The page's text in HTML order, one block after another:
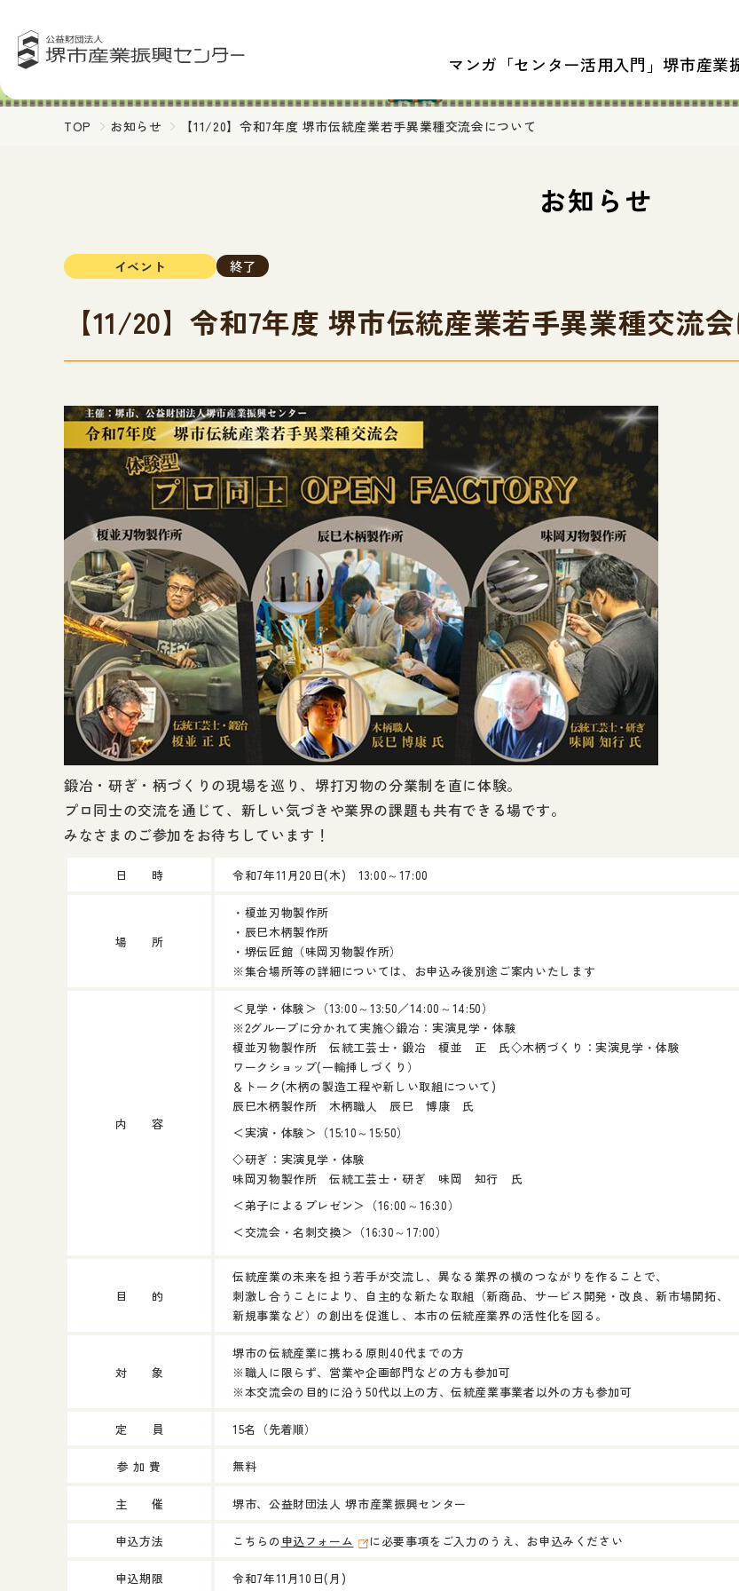
マンガ「センター活用入門」 堺市産業
TOP お知らせ 【11/20】令和7年度 堺市伝統産業若手異業種交流会について
お知らせ
イベント 終了
【11/20】令和7年度 堺市伝統産業若手異業種交流
鍛冶・研ぎ・柄づくりの現場を巡り、堺打刃物の分業制を直に体験。
プロ同士の交流を通じて、新しい気づきや業界の課題も共有できる場です。
みなさまのご参加をお待ちしています！
日 時 令和7年11月20日(木) 13:00～17:00
場 所
・榎並刃物製作所
・辰巳木柄製作所
・堺伝匠館（味岡刃物製作所）
※集合場所等の詳細については、お申込み後別途ご案内いたします
内 容
＜見学・体験＞（13:00～13:50／14:00～14:50）
※2グループに分かれて実施◇鍛冶：実演見学・体験
榎並刃物製作所 伝統工芸士・鍛冶 榎並 正 氏◇木柄づくり：実演見学・体験
ワークショップ(一輪挿しづくり）
＆トーク(木柄の製造工程や新しい取組について)
辰巳木柄製作所 木柄職人 辰巳 博康 氏
＜実演・体験＞（15:10～15:50）
◇研ぎ：実演見学・体験
味岡刃物製作所 伝統工芸士・研ぎ 味岡 知行 氏
＜弟子によるプレゼン＞（16:00～16:30）
＜交流会・名刺交換＞（16:30～17:00）
目 的
伝統産業の未来を担う若手が交流し、異なる業界の横のつながりを作ることで、
刺激し合うことにより、自主的な新たな取組（新商品、サービス開発・改良、新市場開拓、
新規事業など）の創出を促進し、本市の伝統産業界の活性化を図る。
対 象
堺市の伝統産業に携わる原則40代までの方
※職人に限らず、営業や企画部門などの方も参加可
※本交流会の目的に沿う50代以上の方、伝統産業事業者以外の方も参加可
定 員 15名（先着順）
参 加 費 無料
主 催 堺市、公益財団法人 堺市産業振興センター
申込方法 こちらの申込フォーム に必要事項をご入力のうえ、お申込みください
申込期限 令和7年11月10日(月)